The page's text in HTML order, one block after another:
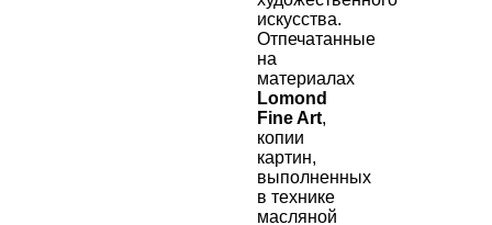
искусства.
Отпечатанные
на
материалах
Lomond
Fine Art,
копии
картин,
выполненных
в технике
масляной